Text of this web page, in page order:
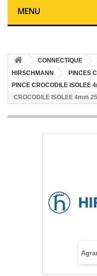
MENU
CONNECTIQUE
HIRSCHMANN
PINCES
PINCE CROCODILE ISOLEE
CROCODILE ISOLEE 4mm